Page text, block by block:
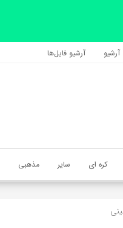
آرشیو آرشیو فایل‌‎ها
کره ای سایر مذهبی